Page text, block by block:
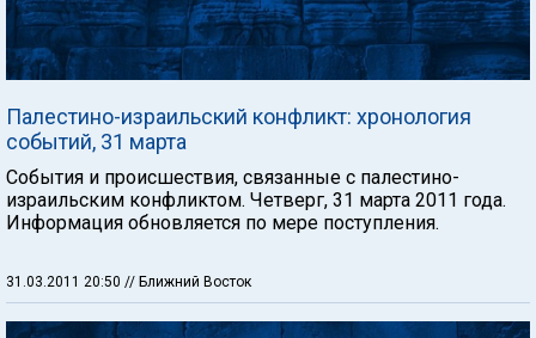
Палестино-израильский конфликт: хронология
событий, 31 марта
События и происшествия, связанные с палестино-
израильским конфликтом. Четверг, 31 марта 2011 года.
Информация обновляется по мере поступления.
31.03.2011 20:50 // Ближний Восток